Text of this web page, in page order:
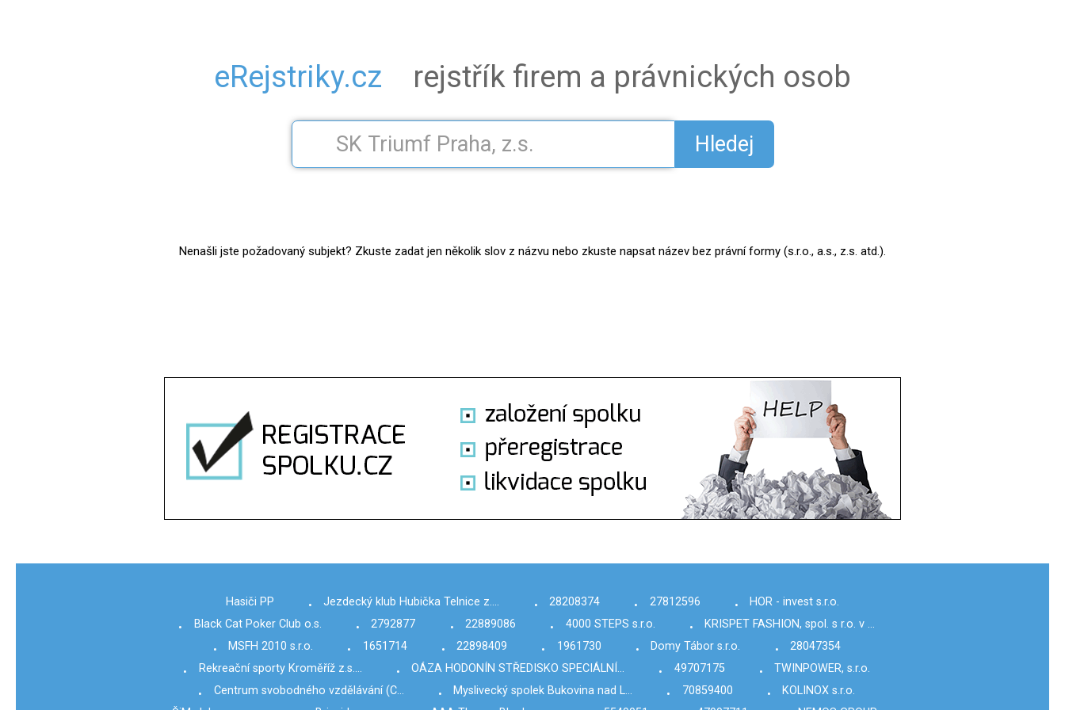
eRejstriky.cz rejstřík firem a právnických osob
Hledej
Nenašli jste požadovaný subjekt? Zkuste zadat jen několik slov z názvu nebo zkuste napsat název bez právní formy (s.r.o., a.s., z.s. atd.).
Hasiči PP • Jezdecký klub Hubička Telnice z.… • 28208374 • 27812596 •
HOR - invest s.r.o.
•
Black Cat Poker Club o.s. • 2792877 • 22889086 • 4000 STEPS s.r.o. •
KRISPET FASHION, spol. s r.o. v …
•
MSFH 2010 s.r.o. • 1651714 • 22898409 • 1961730 • Domy Tábor s.r.o. •
28047354
•
Rekreační sporty Kroměříž z.s.… • OÁZA HODONÍN STŘEDISKO SPECIÁLNÍ… • 49707175 •
TWINPOWER, s.r.o.
•
Centrum svobodného vzdělávání (C… • Myslivecký spolek Bukovina nad L… • 70859400 •
KOLINOX s.r.o.